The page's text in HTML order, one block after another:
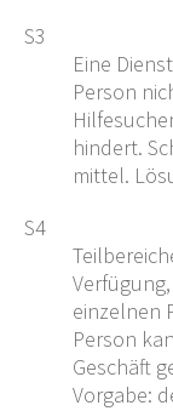
S3
Eine
Person
hindert.
mittel.
S4
einzelnen
Person
Geschäft
Vorgabe: